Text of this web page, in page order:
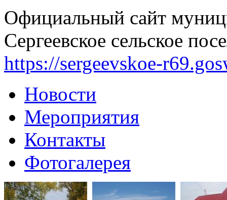
Официальный сайт
Сергеевское сельское
https://sergeevskoe-
Новости
Мероприятия
Контакты
Фотогалерея